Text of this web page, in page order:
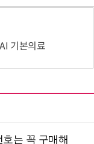
기본의료